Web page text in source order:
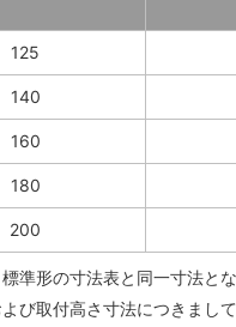
125
140
160
180
200
準形の寸法表と同一寸法と
び取付高さ寸法につきまし